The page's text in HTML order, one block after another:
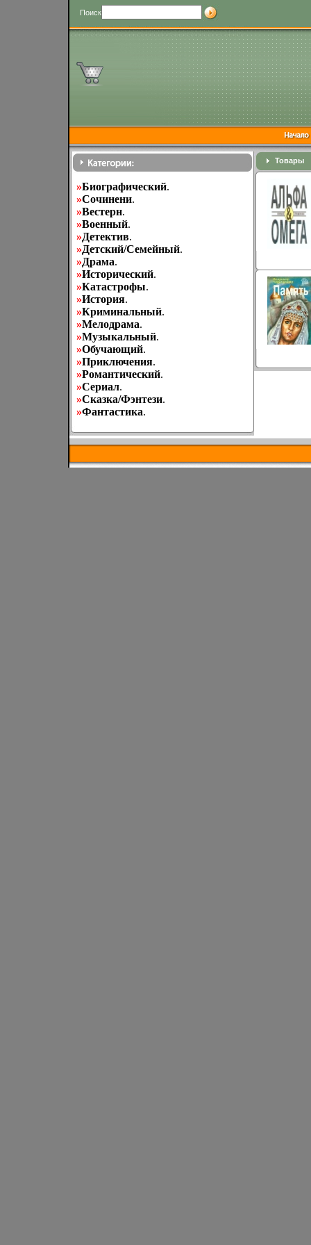
Поиск
»Биографический.
»Cочинени.
»Вестерн.
»Военный.
»Детектив.
»Детский/Семейный.
»Драма.
»Исторический.
»Катастрофы.
»История.
»Криминальный.
»Мелодрама.
»Музыкальный.
»Обучающий.
»Приключения.
»Романтический.
»Сериал.
»Сказка/Фэнтези.
»Фантастика.
Товары